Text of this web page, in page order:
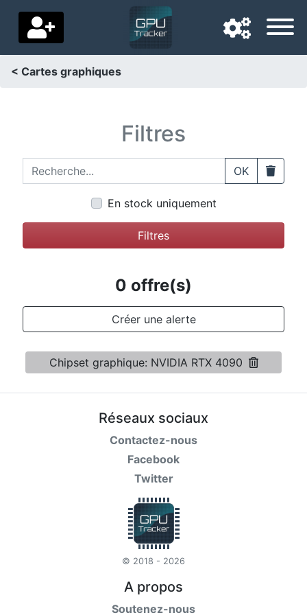
Accueil
Baisses de prix
Paramètres
Soutenez-nous
Conditions
< Cartes graphiques
Filtres
Recherche... OK Clear
En stock uniquement
Filtres
0 offre(s)
Créer une alerte
Chipset graphique: NVIDIA RTX 4090
Réseaux sociaux
Contactez-nous
Facebook
Twitter
© 2018 - 2026
A propos
Soutenez-nous